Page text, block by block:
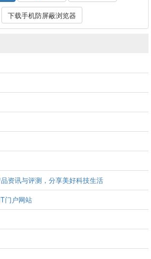
下载手机防屏蔽浏览器
资讯与评测，分享美好科技生活
门户网站